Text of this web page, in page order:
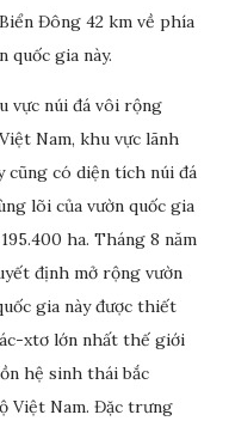
Đông 42 km về phía
quốc gia này.
vực núi đá vôi rộng
Nam, khu vực lãnh
cũng có diện tích núi đá
lõi của vườn quốc gia
ha. Tháng 8 năm
định mở rộng vườn
gia này được thiết
xtơ lớn nhất thế giới
hệ sinh thái bắc
Việt Nam. Đặc trưng